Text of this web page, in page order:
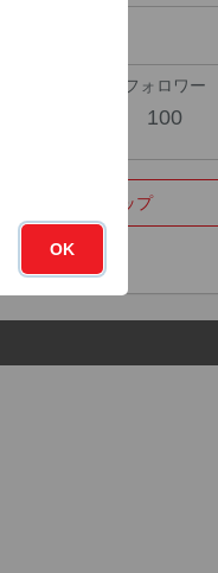
フォロワー
100
マップ
OK